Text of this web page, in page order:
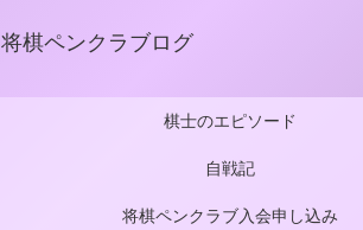
将棋ペンクラブログ
棋士のエピソード
自戦記
将棋ペンクラブ入会申し込み